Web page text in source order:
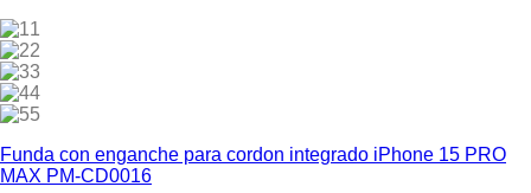
1
2
3
4
5
Funda con enganche para cordon integrado iPhone 15 PRO
MAX PM-CD0016